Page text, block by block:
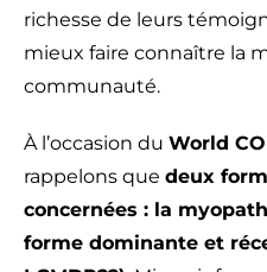
richesse de leurs
mieux faire connaître la
communauté.
À l’occasion du World
rappelons que deux
concernées : la
forme dominante et